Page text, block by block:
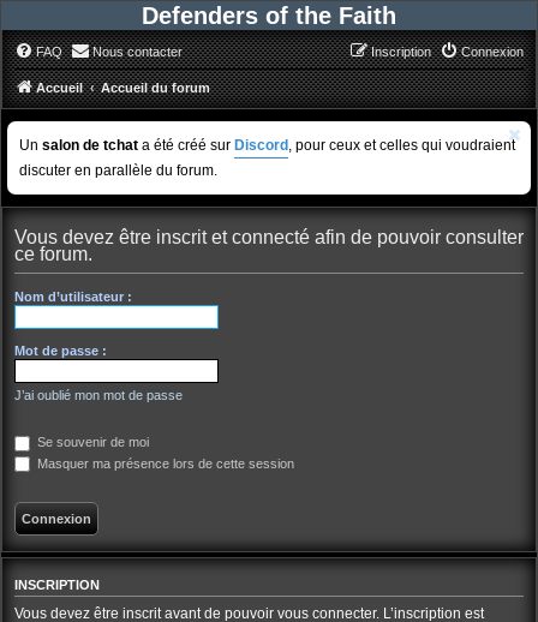
Defenders of the Faith
FAQ Nous contacter Connexion
Inscription
Accueil Accueil du forum
Un salon de tchat a été créé sur Discord , pour ceux et celles qui voudraient
discuter en parallèle du forum.
Vous devez être inscrit et connecté afin de pouvoir consulter
ce forum.
Nom d’utilisateur :
Mot de passe :
J’ai oublié mon mot de passe
Se souvenir de moi
Masquer ma présence lors de cette session
INSCRIPTION
Vous devez être inscrit avant de pouvoir vous connecter. L’inscription est